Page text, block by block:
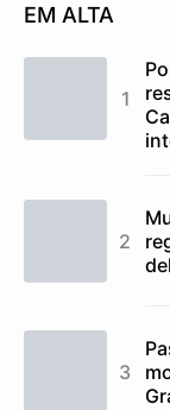
EM ALTA